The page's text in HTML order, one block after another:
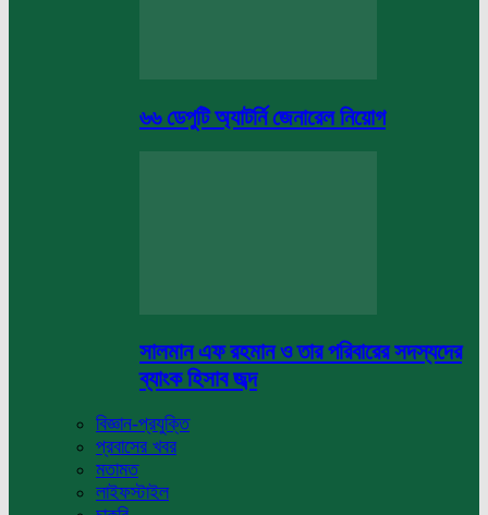
৬৬ ডেপুটি অ্যাটর্নি জেনারেল নিয়োগ
সালমান এফ রহমান ও তার পরিবারের সদস্যদের
ব্যাংক হিসাব জব্দ
বিজ্ঞান-প্রযুক্তি
প্রবাসের খবর
মতামত
লাইফস্টাইল